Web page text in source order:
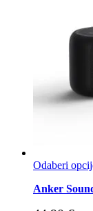
Odaberi
Anker